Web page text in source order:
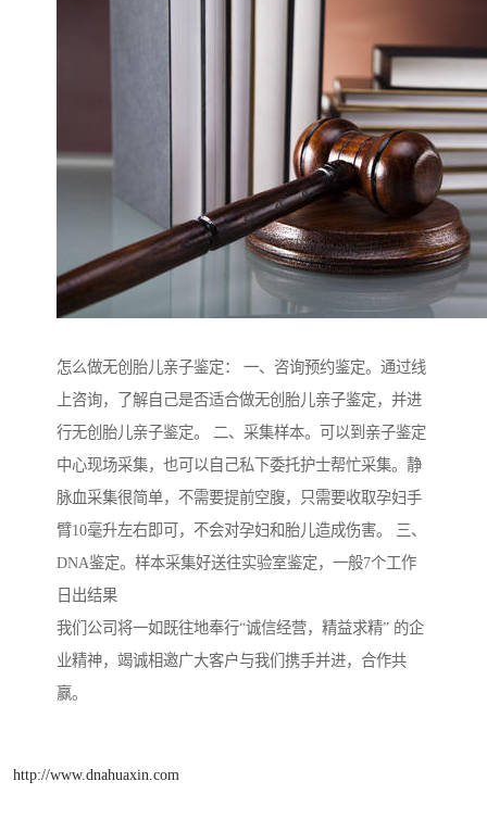
怎么做无创胎儿亲子鉴定： 一、咨询预约鉴定。通过线
上咨询，了解自己是否适合做无创胎儿亲子鉴定，并进
行无创胎儿亲子鉴定。 二、采集样本。可以到亲子鉴定
中心现场采集，也可以自己私下委托护士帮忙采集。静
脉血采集很简单，不需要提前空腹，只需要收取孕妇手
臂10毫升左右即可，不会对孕妇和胎儿造成伤害。 三、
DNA鉴定。样本采集好送往实验室鉴定，一般7个工作
日出结果
我们公司将一如既往地奉行“诚信经营，精益求精” 的企
业精神，竭诚相邀广大客户与我们携手并进，合作共
赢。
http://www.dnahuaxin.com